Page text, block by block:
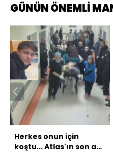
GÜNÜN ÖNEMLİ
Herkes onun için
koştu... Atlas'ın son anı